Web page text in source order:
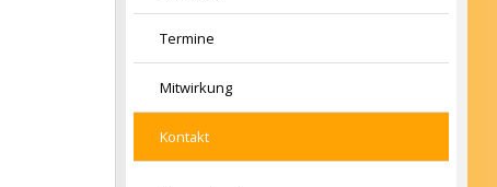
Termine
Mitwirkung
Kontakt